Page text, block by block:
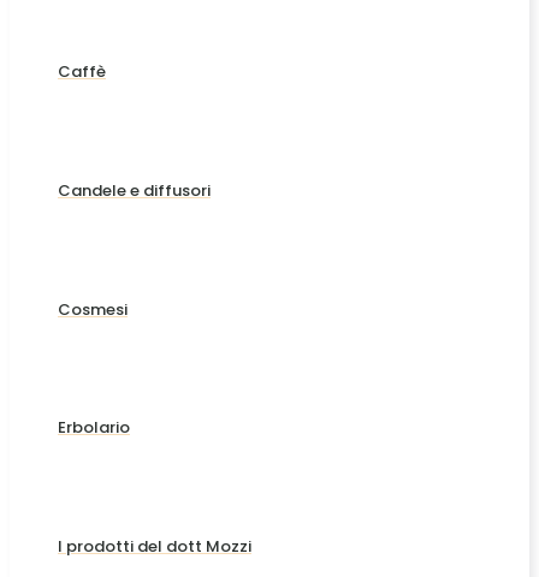
Caffè
Candele e diffusori
Cosmesi
Erbolario
I prodotti del dott Mozzi